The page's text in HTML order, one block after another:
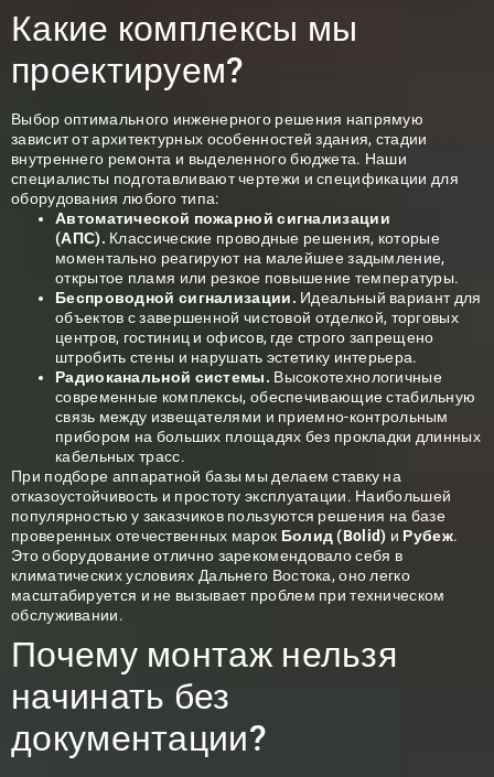
Какие комплексы мы
проектируем?
Выбор оптимального инженерного решения напрямую
зависит от архитектурных особенностей здания, стадии
внутреннего ремонта и выделенного бюджета. Наши
специалисты подготавливают чертежи и спецификации для
оборудования любого типа:
Автоматической пожарной сигнализации
(АПС). Классические проводные решения, которые
моментально реагируют на малейшее задымление,
открытое пламя или резкое повышение температуры.
Беспроводной сигнализации. Идеальный вариант для
объектов с завершенной чистовой отделкой, торговых
центров, гостиниц и офисов, где строго запрещено
штробить стены и нарушать эстетику интерьера.
Радиоканальной системы. Высокотехнологичные
современные комплексы, обеспечивающие стабильную
связь между извещателями и приемно-контрольным
прибором на больших площадях без прокладки длинных
кабельных трасс.
При подборе аппаратной базы мы делаем ставку на
отказоустойчивость и простоту эксплуатации. Наибольшей
популярностью у заказчиков пользуются решения на базе
проверенных отечественных марок Болид (Bolid) и Рубеж.
Это оборудование отлично зарекомендовало себя в
климатических условиях Дальнего Востока, оно легко
масштабируется и не вызывает проблем при техническом
обслуживании.
Почему монтаж нельзя
начинать без
документации?